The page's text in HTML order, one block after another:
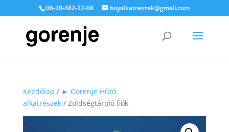
06-20-482-32-08 boyalkatreszek@gmail.com
Kezdőlap / ► Gorenje Hűtő
alkatrészek/ Zöldségtároló fiók